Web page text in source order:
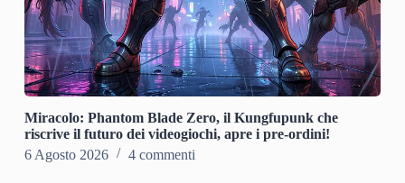
Miracolo: Phantom Blade Zero, il Kungfupunk che
riscrive il futuro dei videogiochi, apre i pre-ordini!
6 Agosto 2026
4 commenti